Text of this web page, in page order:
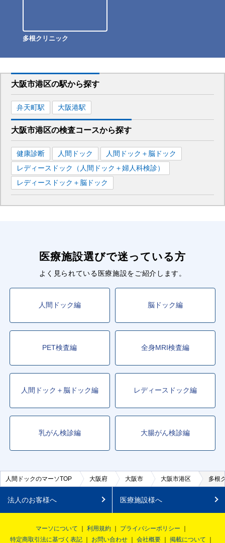
多根クリニック
大阪市港区の駅から探す
弁天町駅 大阪港駅
大阪市港区の検査コースから探す
健康診断 人間ドック
人間ドック＋脳ドック
レディースドック（人間ドック＋婦人科検診）
レディースドック＋脳ドック
医療施設選びで迷っている方
よく見られている医療施設をご紹介します。
人間ドック編 脳ドック編
PET検査編 全身MRI検査編
人間ドック＋脳ドック編 レディースドック編
乳がん検診編 大腸がん検診編
人間ドックのマーソTOP 大阪府 大阪市 大阪市港区 多根
法人のお客様へ 医療施設様へ
マーソについて 利用規約
プライバシーポリシー
特定商取引法に基づく表記
お問い合わせ 会社概要 掲載について